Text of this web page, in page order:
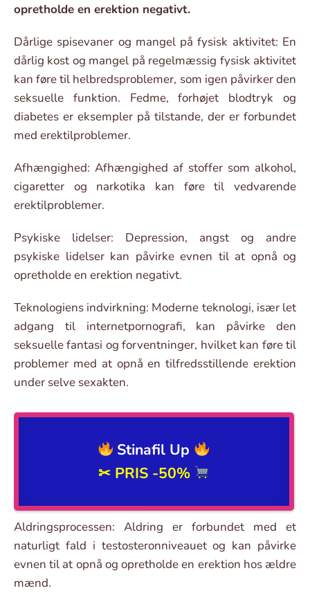
opretholde en erektion negativt.
Dårlige spisevaner og mangel på fysisk aktivitet: En
dårlig kost og mangel på regelmæssig fysisk aktivitet
kan føre til helbredsproblemer, som igen påvirker den
seksuelle funktion. Fedme, forhøjet blodtryk og
diabetes er eksempler på tilstande, der er forbundet
med erektilproblemer.
Afhængighed: Afhængighed af stoffer som alkohol,
cigaretter og narkotika kan føre til vedvarende
erektilproblemer.
Psykiske lidelser: Depression, angst og andre
psykiske lidelser kan påvirke evnen til at opnå og
opretholde en erektion negativt.
Teknologiens indvirkning: Moderne teknologi, især let
adgang til internetpornografi, kan påvirke den
seksuelle fantasi og forventninger, hvilket kan føre til
problemer med at opnå en tilfredsstillende erektion
under selve sexakten.
Stinafil Up
✂ PRIS-50%
Aldringsprocessen: Aldring er forbundet med et
naturligt fald i testosteronniveauet og kan påvirke
evnen til at opnå og opretholde en erektion hos ældre
mænd.